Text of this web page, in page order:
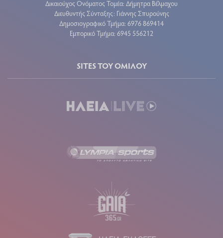
Δικαιούχος Ονόματος Τομέα: Δήμητρα Βέλμαχου
Διευθυντής Σύνταξης: Γιάννης Σπυρούνης
Δημοσιογραφικό Τμήμα: 6976 869414
Εμπορικό Τμήμα: 6945 556212
SITES ΤΟΥ ΟΜΙΛΟΥ